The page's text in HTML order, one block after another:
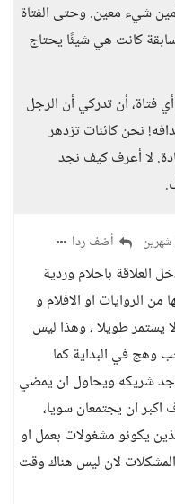
شيء معين. وحتى الفتاة
كانت هي شيئًا يحتاج
فتاة، أن تدركي أن الرجل
نحن كائنات تزدهر
لا أعرف كيف نجد
شهرين أضف ردا
العلاقة باحلام وردية
الروايات او الافلام و
يستمر طويلا ، وهذا ليس
وهج في البداية كما
شريكه ويحاول ان يمضي
ان يجتمعان سويا،
يكونو مشغولات بعمل او
لان ليس هناك وقت